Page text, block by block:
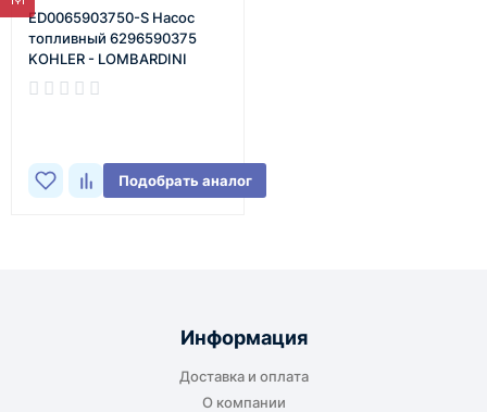
ED0065903750-S Насос
топливный 6296590375
KOHLER - LOMBARDINI
Подобрать аналог
Информация
Доставка и оплата
О компании